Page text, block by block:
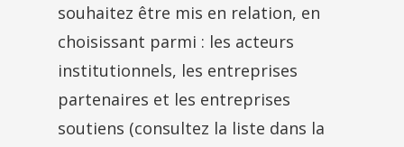
souhaitez être mis en relation, en
choisissant parmi : les acteurs
institutionnels, les entreprises
partenaires et les entreprises
soutiens (consultez la liste dans la